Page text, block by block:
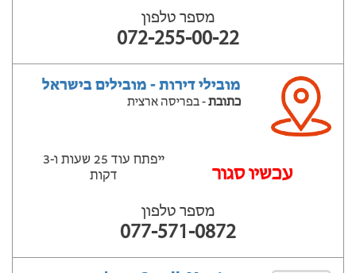
מספר טלפון
072-255-00-22
מובילי דירות - מובילים בישראל
כתובת- בפריסה ארצית
עכשיו סגור
ייפתח עוד 25 שעות ‫ו-3
דקות
מספר טלפון
077-571-0872